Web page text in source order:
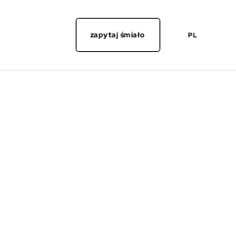
zapytaj śmiało PL